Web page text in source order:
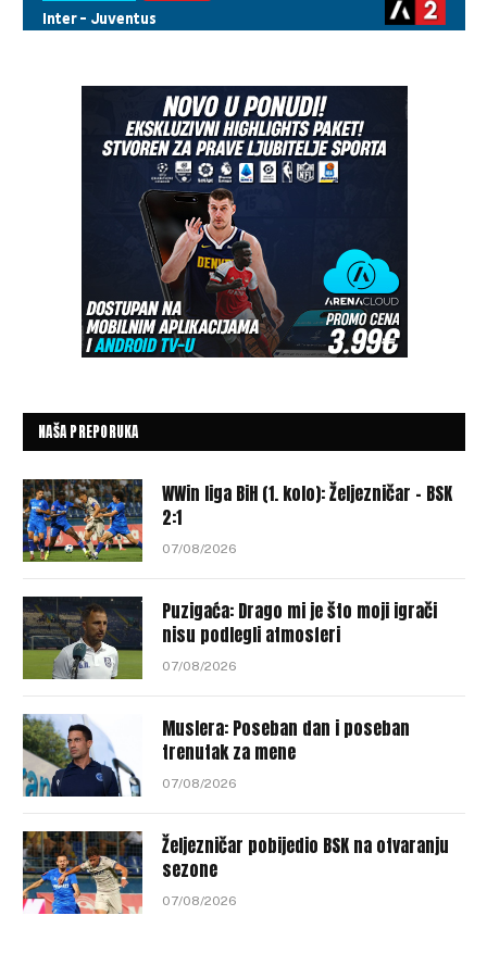
NAŠA PREPORUKA
WWin liga BiH (1. kolo): Željezničar – BSK
2:1
07/08/2026
Puzigaća: Drago mi je što moji igrači
nisu podlegli atmosferi
07/08/2026
Muslera: Poseban dan i poseban
trenutak za mene
07/08/2026
Željezničar pobijedio BSK na otvaranju
sezone
07/08/2026